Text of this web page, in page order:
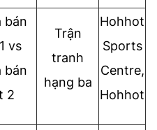
bán
vs
bán
2
Trận
tranh
hạng ba
Hohhot
Sports
Centre,
Hohhot